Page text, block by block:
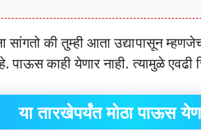
सांगतो की तुम्ही आता उद्यापासून
पाऊस काही येणार नाही. त्यामुळे एवढी
या तारखेपर्यंत मोठा पाऊस